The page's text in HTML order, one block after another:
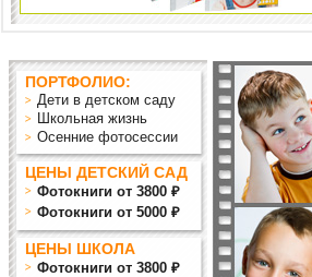
ПОРТФОЛИО:
Дети в детском саду
Школьная жизнь
Осенние фотосессии
ЦЕНЫ ДЕТСКИЙ САД
Фотокниги от 3800 ₽
Фотокниги от 5000 ₽
ЦЕНЫ ШКОЛА
Фотокниги от 3800 ₽